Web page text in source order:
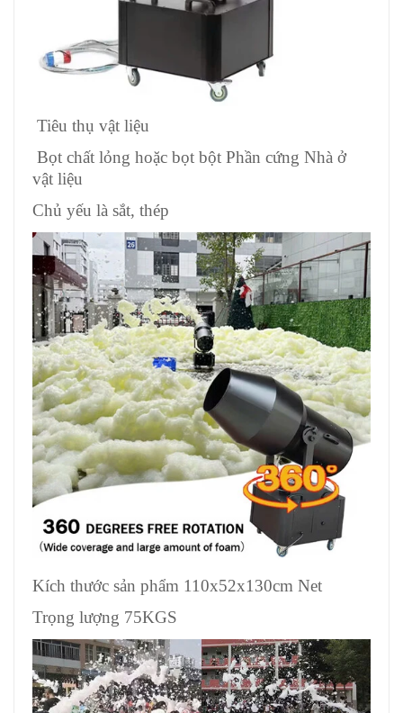
Tiêu thụ vật liệu
Bọt chất lỏng hoặc bọt bột Phần cứng Nhà ở
vật liệu
Chủ yếu là sắt, thép
Kích thước sản phẩm 110x52x130cm Net
Trọng lượng 75KGS